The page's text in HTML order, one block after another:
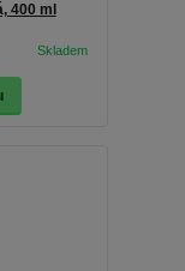
400 ml